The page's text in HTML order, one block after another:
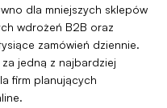
dla mniejszych sklepów
wdrożeń B2B oraz
zamówień dziennie.
jedną z najbardziej
firm planujących